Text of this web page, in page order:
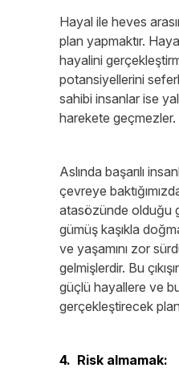
Hayal ile heves
plan yapmaktır.
hayalini
potansiyellerini
sahibi insanlar ise
harekete geçmezler.
Aslında başarılı
çevreye
atasözünde olduğu
gümüş kaşıkla
ve yaşamını zor
gelmişlerdir. Bu
güçlü hayallere ve
gerçekleştirecek
4. Risk almamak: